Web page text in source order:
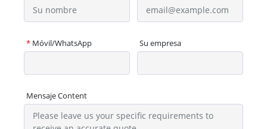
* Móvil/WhatsApp Su empresa
Mensaje Content